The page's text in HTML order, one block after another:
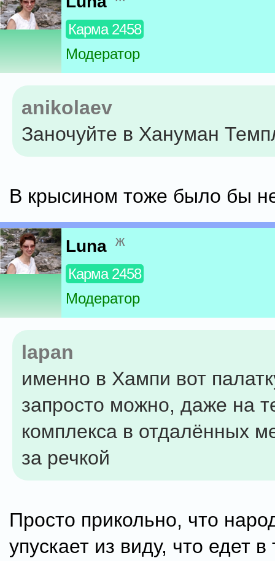
Карма 2458
Модератор
anikolaev
Заночуйте в Хануман
В крысином тоже было бы
Luna ж
Карма 2458
Модератор
lapan
именно в Хампи вот
запросто можно, даже на
комплекса в отдалённых
за речкой
Просто прикольно, что
упускает из виду, что едет